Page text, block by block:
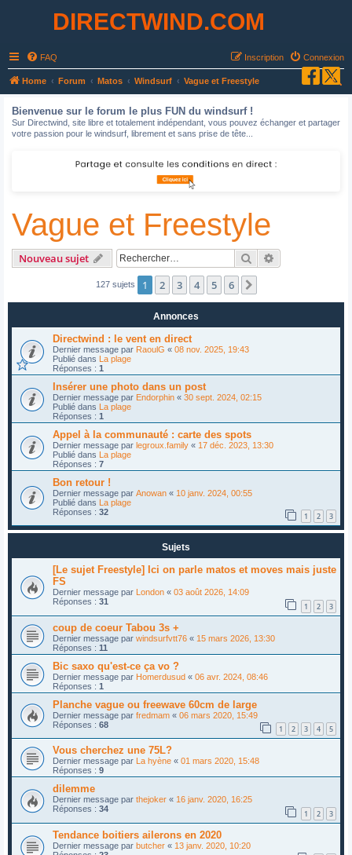
DIRECTWIND.COM
FAQ Connexion
Inscription
Home Forum Matos Windsurf Vague et Freestyle
Bienvenue sur le forum le plus FUN du windsurf !
Sur Directwind, site libre et totalement indépendant, vous pouvez échanger et partager
votre passion pour le windsurf, librement et sans prise de tête...
Vague et Freestyle
Nouveau sujet Rechercher
127 sujets 1 2 3 4 5 6
Annonces
Directwind : le vent en direct
Dernier message par RaoulG « 08 nov. 2025, 19:43
Publié dans La plage
Réponses : 1
Insérer une photo dans un post
Dernier message par Endorphin « 30 sept. 2024, 02:15
Publié dans La plage
Réponses : 1
Appel à la communauté : carte des spots
Dernier message par legroux.family « 17 déc. 2023, 13:30
Publié dans La plage
Réponses : 7
Bon retour !
Dernier message par Anowan « 10 janv. 2024, 00:55
Publié dans La plage
Réponses : 32 1 2 3
Sujets
[Le sujet Freestyle] Ici on parle matos et moves mais juste
FS
Dernier message par London « 03 août 2026, 14:09
Réponses : 31 1 2 3
coup de coeur Tabou 3s +
Dernier message par windsurfvtt76 « 15 mars 2026, 13:30
Réponses : 11
Bic saxo qu'est-ce ça vo ?
Dernier message par Homerdusud « 06 avr. 2024, 08:46
Réponses : 1
Planche vague ou freewave 60cm de large
Dernier message par fredmam « 06 mars 2020, 15:49
Réponses : 68 1 2 3 4 5
Vous cherchez une 75L?
Dernier message par La hyène « 01 mars 2020, 15:48
Réponses : 9
dilemme
Dernier message par thejoker « 16 janv. 2020, 16:25
Réponses : 34 1 2 3
Tendance boitiers ailerons en 2020
Dernier message par butcher « 13 janv. 2020, 10:20